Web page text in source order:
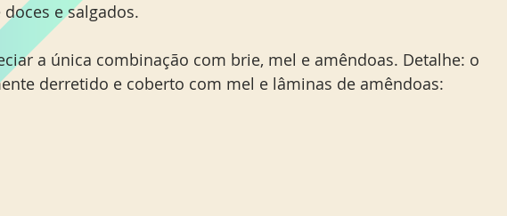
e salgados.
a única combinação com brie, mel e amêndoas. Detalhe: o
derretido e coberto com mel e lâminas de amêndoas: